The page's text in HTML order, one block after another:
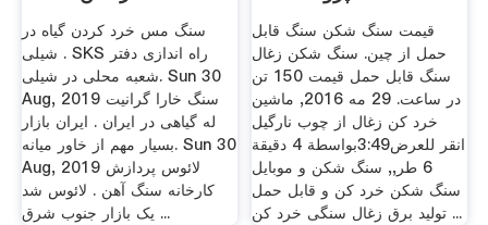
سنگ مس خرد کردن گیاه در
شیلی . SKS راه اندازی دفتر
شعبه محلی در شیلی. Sun 30
Aug, 2019 سنگ خارا گرانیت
له گیاهی در ایران . ایران بازار
بسیار مهم از خاور میانه. Sun 30
Aug, 2019 لائوس پردازش
کارخانه سنگ آهن . لائوس شد
یک بازار جنوب شرق ...
قیمت سنگ شکن سنگ قابل
حمل از چین. سنگ شکن زغال
سنگ قابل حمل قیمت 150 تن
در ساعت. 29 مه 2016, ماشین
خرد کن زغال از چوب نارگیل
انقر للعرض3:49بواسطة 4 دقيقة
6 طر,, سنگ شکن و موبایل
سنگ شکن خرد کن و قابل حمل
تولید برق زغال سنگی خرد کن ...